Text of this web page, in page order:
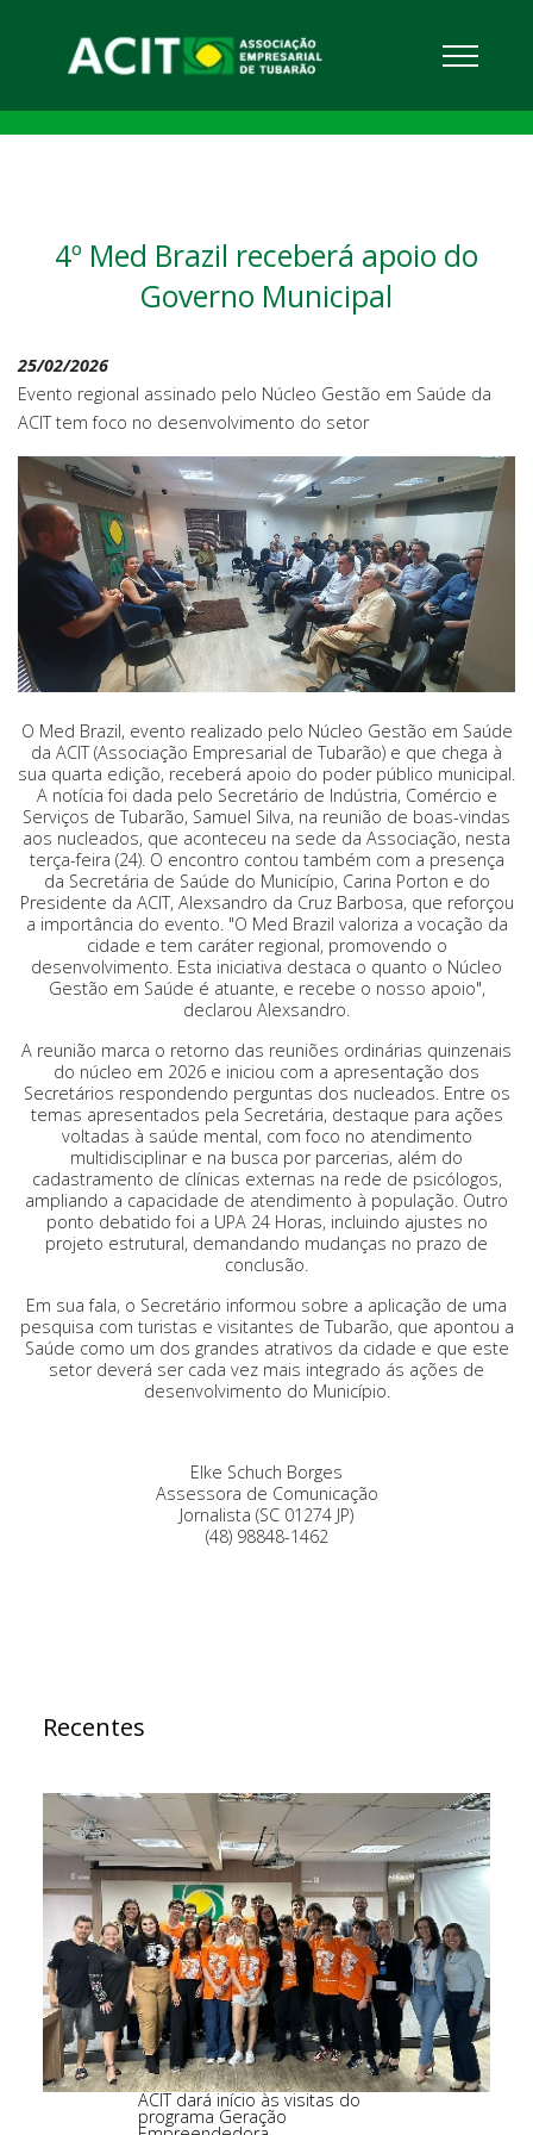
4º Med Brazil receberá apoio do
Governo Municipal
25/02/2026
Evento regional assinado pelo Núcleo Gestão em Saúde da
ACIT tem foco no desenvolvimento do setor
O Med Brazil, evento realizado pelo Núcleo Gestão em Saúde
da ACIT (Associação Empresarial de Tubarão) e que chega à
sua quarta edição, receberá apoio do poder público municipal.
A notícia foi dada pelo Secretário de Indústria, Comércio e
Serviços de Tubarão, Samuel Silva, na reunião de boas-vindas
aos nucleados, que aconteceu na sede da Associação, nesta
terça-feira (24). O encontro contou também com a presença
da Secretária de Saúde do Município, Carina Porton e do
Presidente da ACIT, Alexsandro da Cruz Barbosa, que reforçou
a importância do evento. "O Med Brazil valoriza a vocação da
cidade e tem caráter regional, promovendo o
desenvolvimento. Esta iniciativa destaca o quanto o Núcleo
Gestão em Saúde é atuante, e recebe o nosso apoio",
declarou Alexsandro.
A reunião marca o retorno das reuniões ordinárias quinzenais
do núcleo em 2026 e iniciou com a apresentação dos
Secretários respondendo perguntas dos nucleados. Entre os
temas apresentados pela Secretária, destaque para ações
voltadas à saúde mental, com foco no atendimento
multidisciplinar e na busca por parcerias, além do
cadastramento de clínicas externas na rede de psicólogos,
ampliando a capacidade de atendimento à população. Outro
ponto debatido foi a UPA 24 Horas, incluindo ajustes no
projeto estrutural, demandando mudanças no prazo de
conclusão.
Em sua fala, o Secretário informou sobre a aplicação de uma
pesquisa com turistas e visitantes de Tubarão, que apontou a
Saúde como um dos grandes atrativos da cidade e que este
setor deverá ser cada vez mais integrado ás ações de
desenvolvimento do Município.
Elke Schuch Borges
Assessora de Comunicação
Jornalista (SC 01274 JP)
(48) 98848-1462
Recentes
ACIT dará início às visitas do
programa Geração